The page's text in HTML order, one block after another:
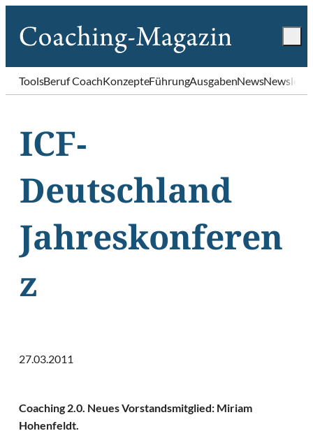
ToolsBeruf CoachKonzepteFührungAusgabenNews
ICF-
Deutschland
Jahreskonferen
z
27.03.2011
Coaching 2.0. Neues Vorstandsmitglied: Miriam
Hohenfeldt.